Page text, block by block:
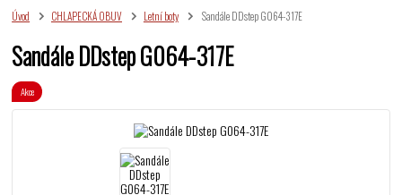
Úvod CHLAPECKÁ OBUV Letní boty Sandále DDstep G064-317E
Sandále DDstep G064-317E
Akce